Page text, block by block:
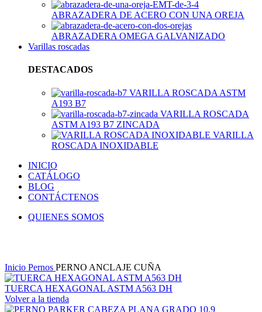
ABRAZADERA DE ACERO CON UNA OREJA
ABRAZADERA OMEGA GALVANIZADO
Varillas roscadas
DESTACADOS
VARILLA ROSCADA ASTM
A193 B7
VARILLA ROSCADA
ASTM A193 B7 ZINCADA
VARILLA
ROSCADA INOXIDABLE
INICIO
CATÁLOGO
BLOG
CONTÁCTENOS
QUIENES SOMOS
Inicio Pernos PERNO ANCLAJE CUÑA
TUERCA HEXAGONAL ASTM A563 DH
Volver a la tienda